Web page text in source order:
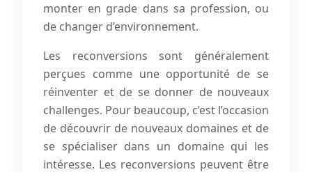
monter en grade dans sa profession, ou
de changer d’environnement.
Les reconversions sont généralement
perçues comme une opportunité de se
réinventer et de se donner de nouveaux
challenges. Pour beaucoup, c’est l’occasion
de découvrir de nouveaux domaines et de
se spécialiser dans un domaine qui les
intéresse. Les reconversions peuvent être